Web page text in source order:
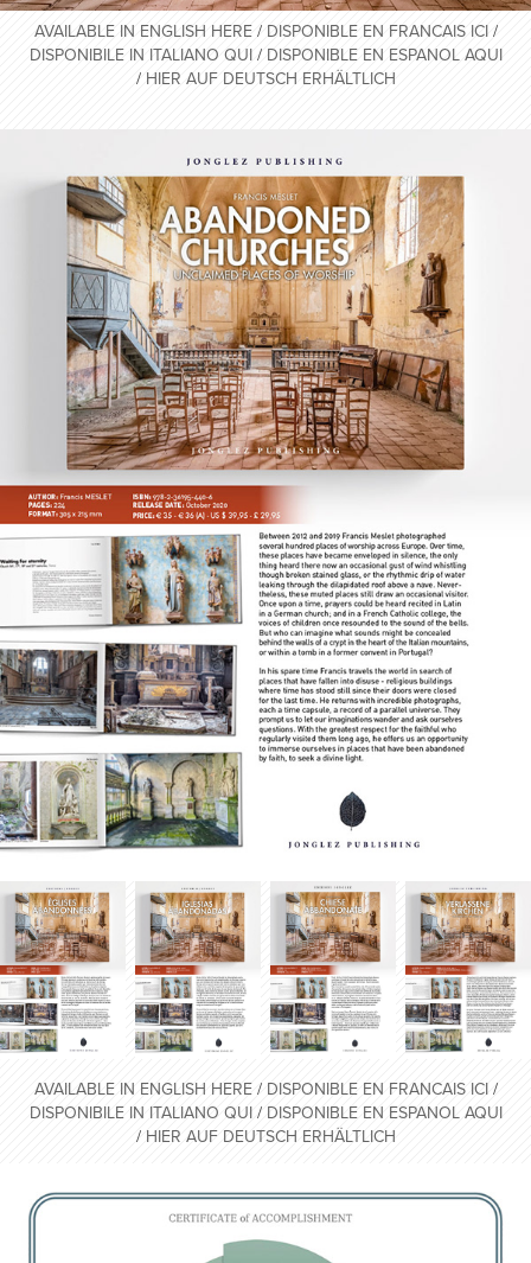
AVAILABLE IN ENGLISH HERE/ DISPONIBLE EN FRANCAIS ICI/
DISPONIBILE IN ITALIANO QUI / DISPONIBLE EN ESPANOL AQUI
/ HIER AUF DEUTSCH ERHÄLTLICH
AVAILABLE IN ENGLISH HERE/ DISPONIBLE EN FRANCAIS ICI/
DISPONIBILE IN ITALIANO QUI / DISPONIBLE EN ESPANOL AQUI
/ HIER AUF DEUTSCH ERHÄLTLICH